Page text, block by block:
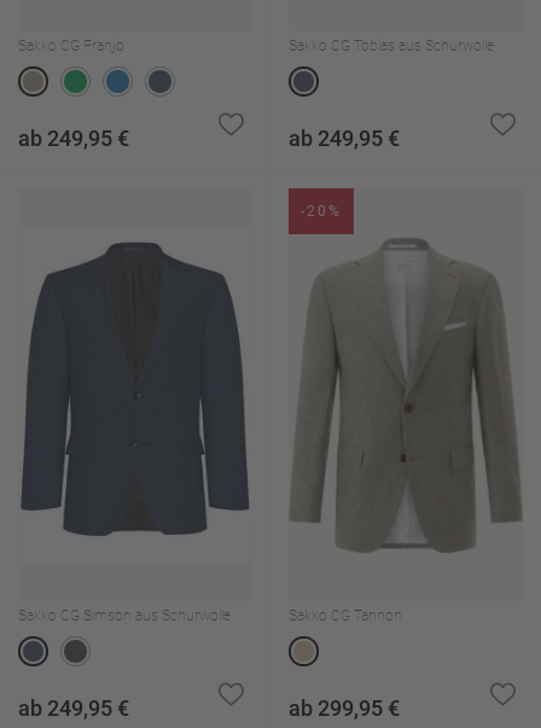
Sakko CG Franjo
ab 249,95 €
Sakko CG Tobias aus Schurwolle
ab 249,95 €
Sakko CG Simson aus Schurwolle
ab 249,95 €
-20%
Sakko CG Tannon
ab 299,95 €